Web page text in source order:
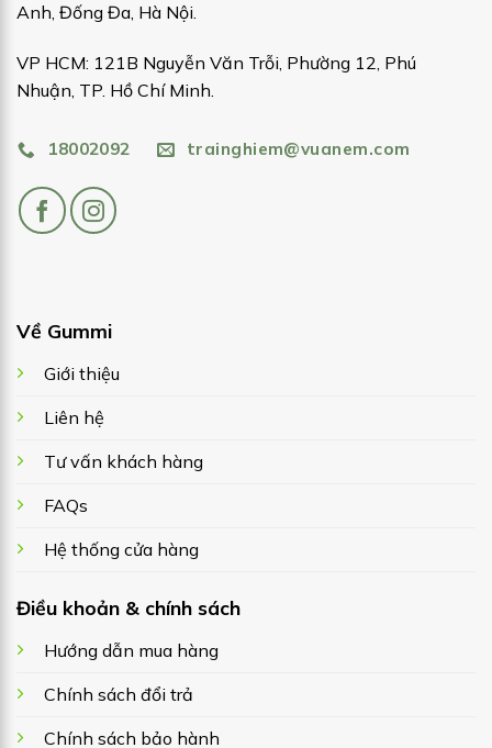
Anh, Đống Đa, Hà Nội.
VP HCM: 121B Nguyễn Văn Trỗi, Phường 12, Phú
Nhuận, TP. Hồ Chí Minh.
18002092 trainghiem@vuanem.com
Về Gummi
Giới thiệu
Liên hệ
Tư vấn khách hàng
FAQs
Hệ thống cửa hàng
Điều khoản & chính sách
Hướng dẫn mua hàng
Chính sách đổi trả
Chính sách bảo hành